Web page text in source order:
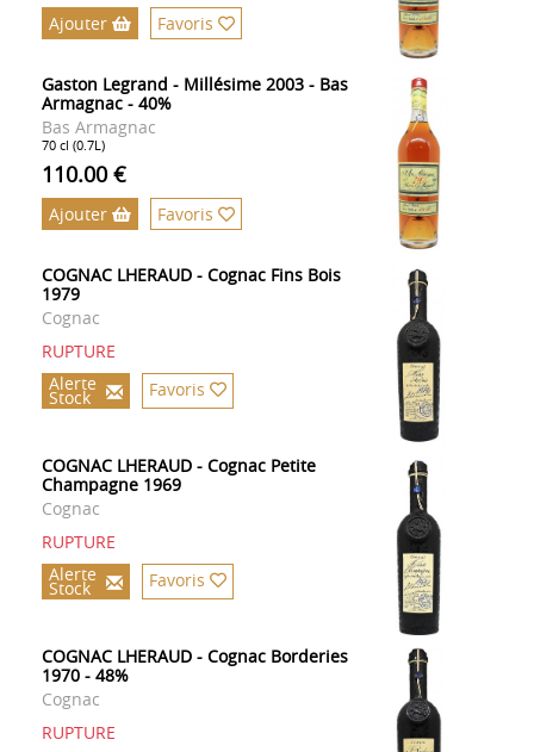
Ajouter Favoris
Gaston Legrand - Millésime 2003 - Bas
Armagnac - 40%
Bas Armagnac
70 cl (0.7L)
110.00 €
Ajouter Favoris
COGNAC LHERAUD - Cognac Fins Bois
1979
Cognac
RUPTURE
Alerte
Stock Favoris
COGNAC LHERAUD - Cognac Petite
Champagne 1969
Cognac
RUPTURE
Alerte
Stock Favoris
COGNAC LHERAUD - Cognac Borderies
1970 - 48%
Cognac
RUPTURE